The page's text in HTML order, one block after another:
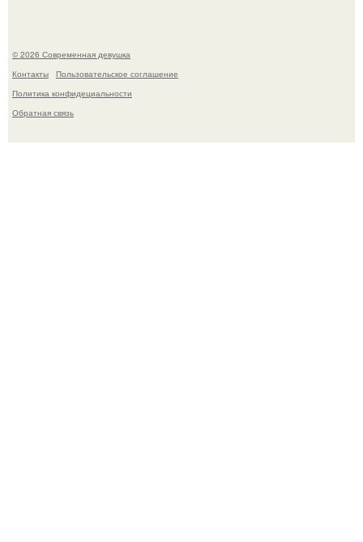
© 2026 Современная девушка
Контакты
Пользовательское соглашение
Политика конфидециальности
Обратная связь